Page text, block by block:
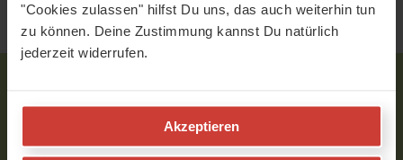
"Cookies zulassen" hilfst Du uns, das auch weiterhin tun
zu können. Deine Zustimmung kannst Du natürlich
jederzeit widerrufen.
Akzeptieren
Neu bei uns?
Mutter-Element: Blog-Artikel